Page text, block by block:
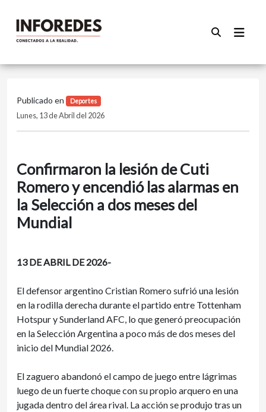
Publicado en Deportes
Lunes, 13 de Abril del 2026
Confirmaron la lesión de Cuti
Romero y encendió las alarmas en
la Selección a dos meses del
Mundial
13 DE ABRIL DE 2026-
El defensor argentino Cristian Romero sufrió una lesión
en la rodilla derecha durante el partido entre Tottenham
Hotspur y Sunderland AFC, lo que generó preocupación
en la Selección Argentina a poco más de dos meses del
inicio del Mundial 2026.
El zaguero abandonó el campo de juego entre lágrimas
luego de un fuerte choque con su propio arquero en una
jugada dentro del área rival. La acción se produjo tras un